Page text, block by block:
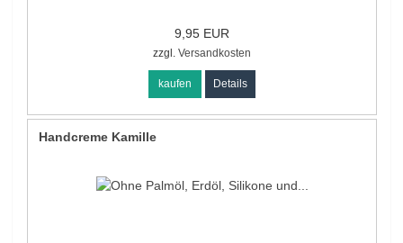
9,95 EUR
zzgl. Versandkosten
kaufen Details
Handcreme Kamille